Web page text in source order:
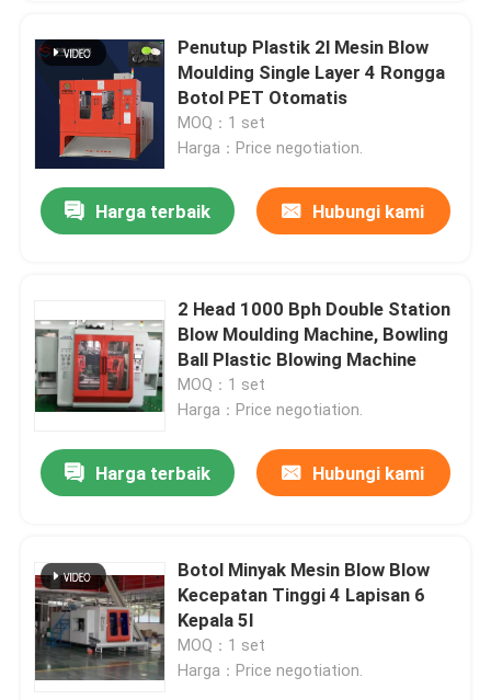
Rumah
Produk
Penutup Plastik 2l Mesin Blow
Moulding Single Layer 4 Rongga
Botol PET Otomatis
MOQ：1 set
Harga：Price negotiation.
Harga terbaik Hubungi kami
2 Head 1000 Bph Double Station
Blow Moulding Machine, Bowling
Ball Plastic Blowing Machine
MOQ：1 set
Harga：Price negotiation.
Harga terbaik Hubungi kami
Botol Minyak Mesin Blow Blow
Kecepatan Tinggi 4 Lapisan 6
Kepala 5l
MOQ：1 set
Harga：Price negotiation.